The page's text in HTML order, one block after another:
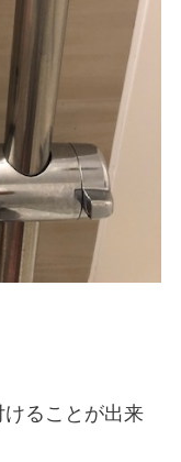
ることが出来